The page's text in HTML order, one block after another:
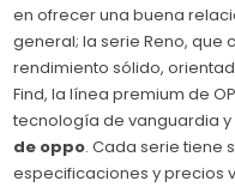
en ofrecer una buena
general; la serie Reno, que
rendimiento sólido,
Find, la línea premium de
tecnología de vanguardia
de oppo. Cada serie tiene
especificaciones y precios